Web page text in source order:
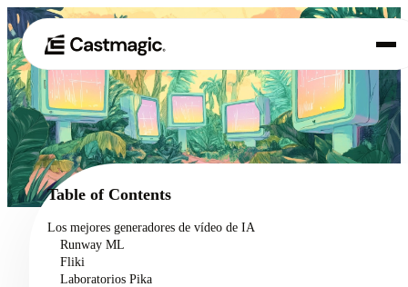
01 Producto
02 Casos de uso
Precios
Acerca de nosotros
Table of Contents
Los mejores generadores de vídeo de IA
Runway ML
Fliki
Laboratorios Pika